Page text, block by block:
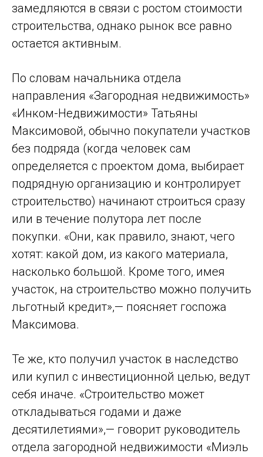
замедляются в связи с ростом стоимости
строительства, однако рынок все равно
остается активным.
По словам начальника отдела
направления «Загородная недвижимость»
«Инком-Недвижимости» Татьяны
Максимовой, обычно покупатели участков
без подряда (когда человек сам
определяется с проектом дома, выбирает
подрядную организацию и контролирует
строительство) начинают строиться сразу
или в течение полутора лет после
покупки. «Они, как правило, знают, чего
хотят: какой дом, из какого материала,
насколько большой. Кроме того, имея
участок, на строительство можно получить
льготный кредит»,— поясняет госпожа
Максимова.
Те же, кто получил участок в наследство
или купил с инвестиционной целью, ведут
себя иначе. «Строительство может
откладываться годами и даже
десятилетиями»,— говорит руководитель
отдела загородной недвижимости «Миэль